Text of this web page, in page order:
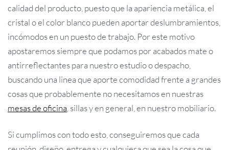
calidad del producto, puesto que la apariencia metálica, el
cristal o el color blanco pueden aportar deslumbramientos,
incómodos en un puesto de trabajo. Por este motivo
apostaremos siempre que podamos por acabados mate o
antirreflectantes para nuestro estudio o despacho,
buscando una linea que aporte comodidad frente a grandes
cosas que probablemente no necesitamos en nuestras
mesas de oficina , sillas y en general, en nuestro mobiliario.
Si cumplimos con todo esto, conseguiremos que cada